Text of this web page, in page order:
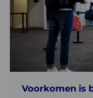
Voorkomen is
Voorkomen
beter